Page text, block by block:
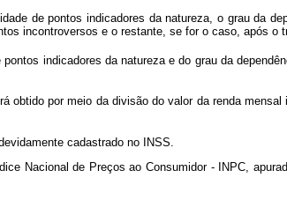
de pontos indicadores da natureza, o grau da
incontroversos e o restante, se for o caso, após o
indicadores da natureza e do grau da
obtido por meio da divisão do valor da renda
cadastrado no INSS.
Nacional de Preços ao Consumidor - INPC,